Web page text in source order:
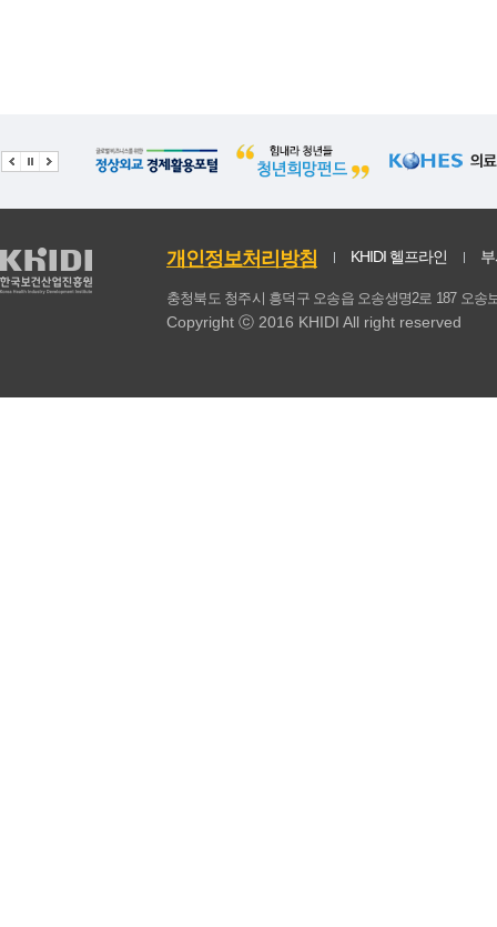
동물성 식품계 305.2 6.34 324.16
식물성식품 섭취비율(%) 79.47 0.29
동물성식품 섭취비율(%) 20.53 0.29 44.16
개인정보처리방침 KHIDI 헬프라인
충청북도 청주시 흥덕구 오송읍 오송생명2로 187 오
Copyright ⓒ 2016 KHIDI All right reserved